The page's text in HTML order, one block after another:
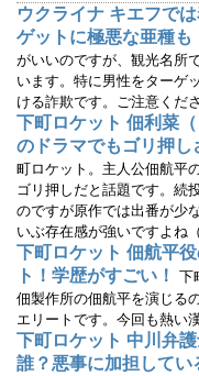
ウ
で
開
き
ま
す
)
ウクライナ キエフで
ゲットに極悪な亜種も
がいいのですが、観光名所
います。特に男性をターゲ
ける詐欺です。ご注意くだ
下町ロケット 佃利菜
のドラマでもゴリ押し
町ロケット。主人公佃航平
ゴリ押しだと話題です。続
のですが原作では出番が少
いぶ存在感が強いですよね
下町ロケット 佃航平
ト！学歴がすごい！ 下
佃製作所の佃航平を演じる
エリートです。今回も熱い
下町ロケット 中川弁
誰？悪事に加担してい